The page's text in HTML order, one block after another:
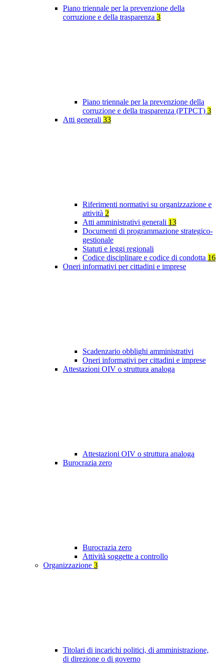
Piano triennale per la prevenzione della
corruzione e della trasparenza 3
Piano triennale per la prevenzione della
corruzione e della trasparenza (PTPCT) 3
Atti generali 33
Riferimenti normativi su organizzazione e
attività 2
Atti amministrativi generali 13
Documenti di programmazione strategico-
gestionale
Statuti e leggi regionali
Codice disciplinare e codice di condotta 16
Oneri informativi per cittadini e imprese
Scadenzario obblighi amministrativi
Oneri informativi per cittadini e imprese
Attestazioni OIV o struttura analoga
Attestazioni OIV o struttura analoga
Burocrazia zero
Burocrazia zero
Attività soggette a controllo
Organizzazione 3
Titolari di incarichi politici, di amministrazione,
di direzione o di governo